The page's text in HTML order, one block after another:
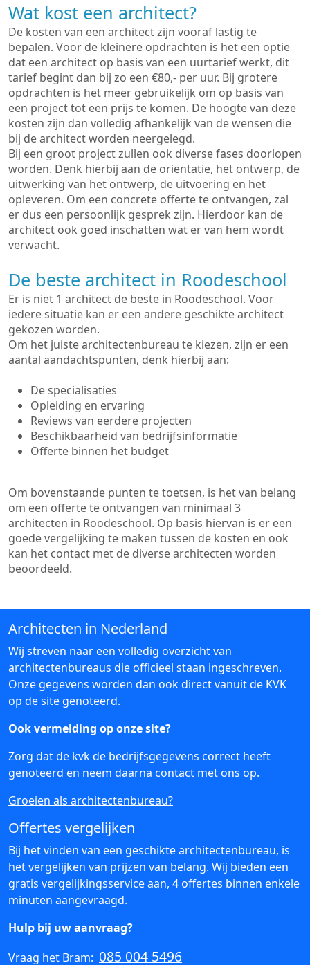
Wat kost een architect?
De kosten van een architect zijn vooraf lastig te
bepalen. Voor de kleinere opdrachten is het een optie
dat een architect op basis van een uurtarief werkt, dit
tarief begint dan bij zo een €80,- per uur. Bij grotere
opdrachten is het meer gebruikelijk om op basis van
een project tot een prijs te komen. De hoogte van deze
kosten zijn dan volledig afhankelijk van de wensen die
bij de architect worden neergelegd.
Bij een groot project zullen ook diverse fases doorlopen
worden. Denk hierbij aan de oriëntatie, het ontwerp, de
uitwerking van het ontwerp, de uitvoering en het
opleveren. Om een concrete offerte te ontvangen, zal
er dus een persoonlijk gesprek zijn. Hierdoor kan de
architect ook goed inschatten wat er van hem wordt
verwacht.
De beste architect in Roodeschool
Er is niet 1 architect de beste in Roodeschool. Voor
iedere situatie kan er een andere geschikte architect
gekozen worden.
Om het juiste architectenbureau te kiezen, zijn er een
aantal aandachtspunten, denk hierbij aan:
De specialisaties
Opleiding en ervaring
Reviews van eerdere projecten
Beschikbaarheid van bedrijfsinformatie
Offerte binnen het budget
Om bovenstaande punten te toetsen, is het van belang
om een offerte te ontvangen van minimaal 3
architecten in Roodeschool. Op basis hiervan is er een
goede vergelijking te maken tussen de kosten en ook
kan het contact met de diverse architecten worden
beoordeeld.
Architecten in Nederland
Wij streven naar een volledig overzicht van
architectenbureaus die officieel staan ingeschreven.
Onze gegevens worden dan ook direct vanuit de KVK
op de site genoteerd.
Ook vermelding op onze site?
Zorg dat de kvk de bedrijfsgegevens correct heeft
genoteerd en neem daarna contact met ons op.
Groeien als architectenbureau?
Offertes vergelijken
Bij het vinden van een geschikte architectenbureau, is
het vergelijken van prijzen van belang. Wij bieden een
gratis vergelijkingsservice aan, 4 offertes binnen enkele
minuten aangevraagd.
Hulp bij uw aanvraag?
Vraag het Bram: 085 004 5496